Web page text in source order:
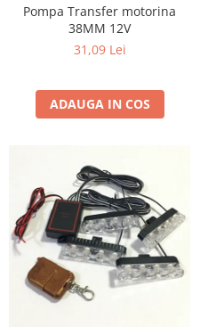
Pompa Transfer motorina
38MM 12V
31,09 Lei
ADAUGA IN COS